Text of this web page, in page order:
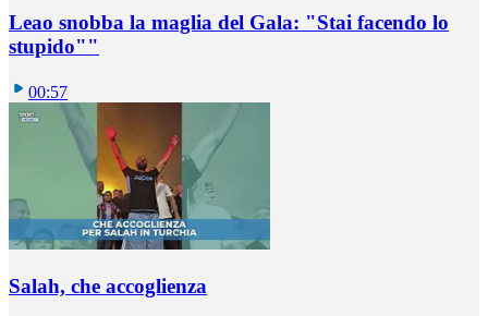
Leao snobba la maglia del Gala: "Stai facendo lo
stupido""
00:57
Salah, che accoglienza